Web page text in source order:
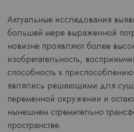
Актуальные исследования
большей мере выраженной
новизне проявляют более
изобретательность,
способность к
являлись решающими для
переменной окружении и
нынешнем стремительно
пространстве.